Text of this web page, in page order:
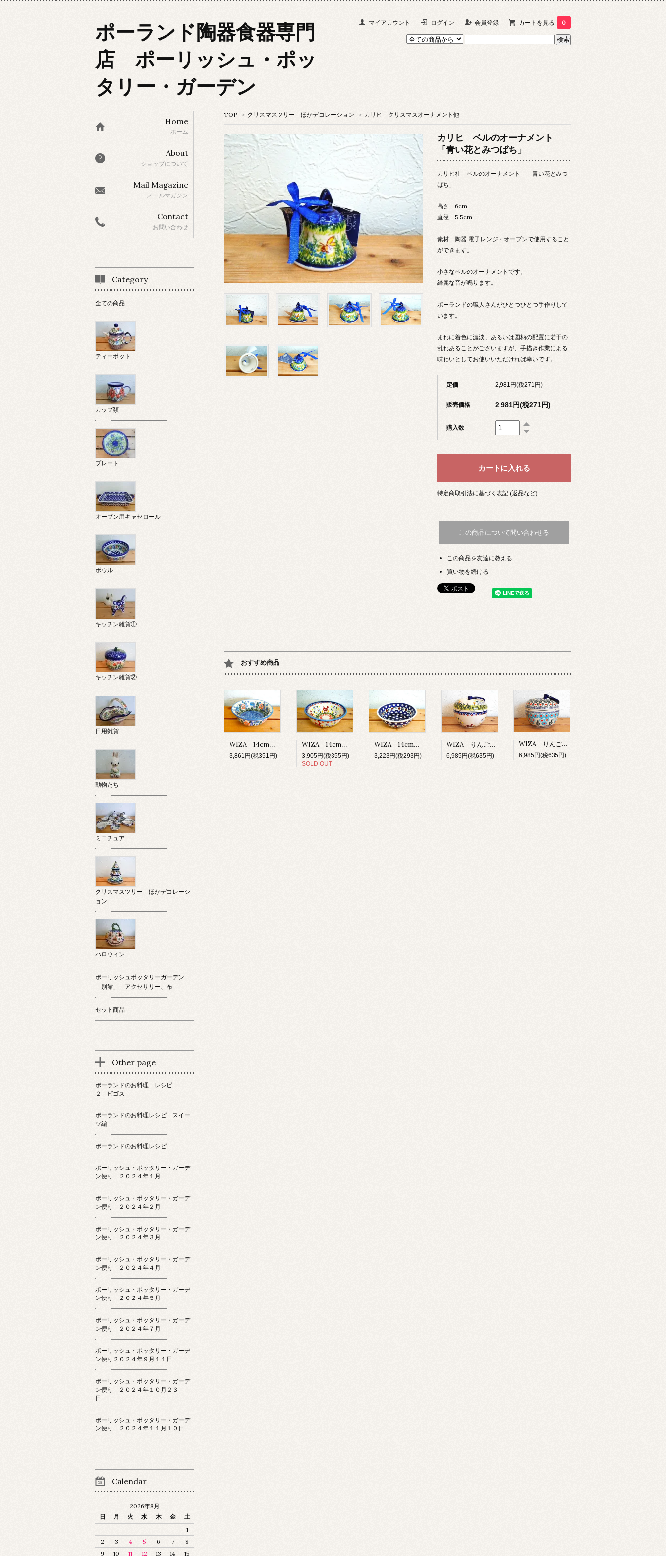
マイアカウント ログイン 会員登録 カートを見る 0
ポーランド陶器食器専門
店 ポーリッシュ・ポッ
タリー・ガーデン
TOP > クリスマスツリー ほかデコレーション > カリヒ クリスマスオーナメント他
カリヒ ベルのオーナメント
「青い花とみつばち」
カリヒ社 ベルのオーナメント 「青い花とみつ
ばち」
高さ 6cm
直径 5.5cm
素材 陶器 電子レンジ・オーブンで使用すること
ができます。
小さなベルのオーナメントです。
綺麗な音が鳴ります。
ポーランドの職人さんがひとつひとつ手作りして
います。
まれに着色に濃淡、あるいは図柄の配置に若干の
乱れあることがございますが、手描き作業による
味わいとしてお使いいただければ幸いです。
定価 2,981円(税271円)
販売価格 2,981円(税271円)
購入数
特定商取引法に基づく表記 (返品など)
この商品について問い合わせる
この商品を友達に教える
買い物を続ける
おすすめ商品
WIZA 14cmボウル 「小さな花」
3,861円(税351円)
WIZA 14cmボウル 「あひる」
3,905円(税355円)
SOLD OUT
WIZA 14cmボウル 「ピーコック」
3,223円(税293円)
WIZA りんごポット 「あひる」
6,985円(税635円)
WIZA りんごポット 「水色の花」
6,985円(税635円)
Home
ホーム
About
ショップについて
Mail Magazine
メールマガジン
Contact
お問い合わせ
Category
全ての商品
ティーポット
カップ類
プレート
オーブン用キャセロール
ボウル
キッチン雑貨①
キッチン雑貨②
日用雑貨
動物たち
ミニチュア
クリスマスツリー ほかデコレーシ
ョン
ハロウィン
ポーリッシュポッタリーガーデン
「別館」 アクセサリー、布
セット商品
Other page
ポーランドのお料理 レシピ
２ ビゴス
ポーランドのお料理レシピ スイー
ツ編
ポーランドのお料理レシピ
ポーリッシュ・ポッタリー・ガーデ
ン便り ２０２４年１月
ポーリッシュ・ポッタリー・ガーデ
ン便り ２０２４年２月
ポーリッシュ・ポッタリー・ガーデ
ン便り ２０２４年３月
ポーリッシュ・ポッタリー・ガーデ
ン便り ２０２４年４月
ポーリッシュ・ポッタリー・ガーデ
ン便り ２０２４年５月
ポーリッシュ・ポッタリー・ガーデ
ン便り ２０２４年７月
ポーリッシュ・ポッタリー・ガーデ
ン便り２０２４年９月１１日
ポーリッシュ・ポッタリー・ガーデ
ン便り ２０２４年１０月２３
日
ポーリッシュ・ポッタリー・ガーデ
ン便り ２０２４年１１月１０日
Calendar
2026年8月
日
月 火 水 木 金
土
1
2
3 4 5 6 7
8
9
10 11 12 13 14 15